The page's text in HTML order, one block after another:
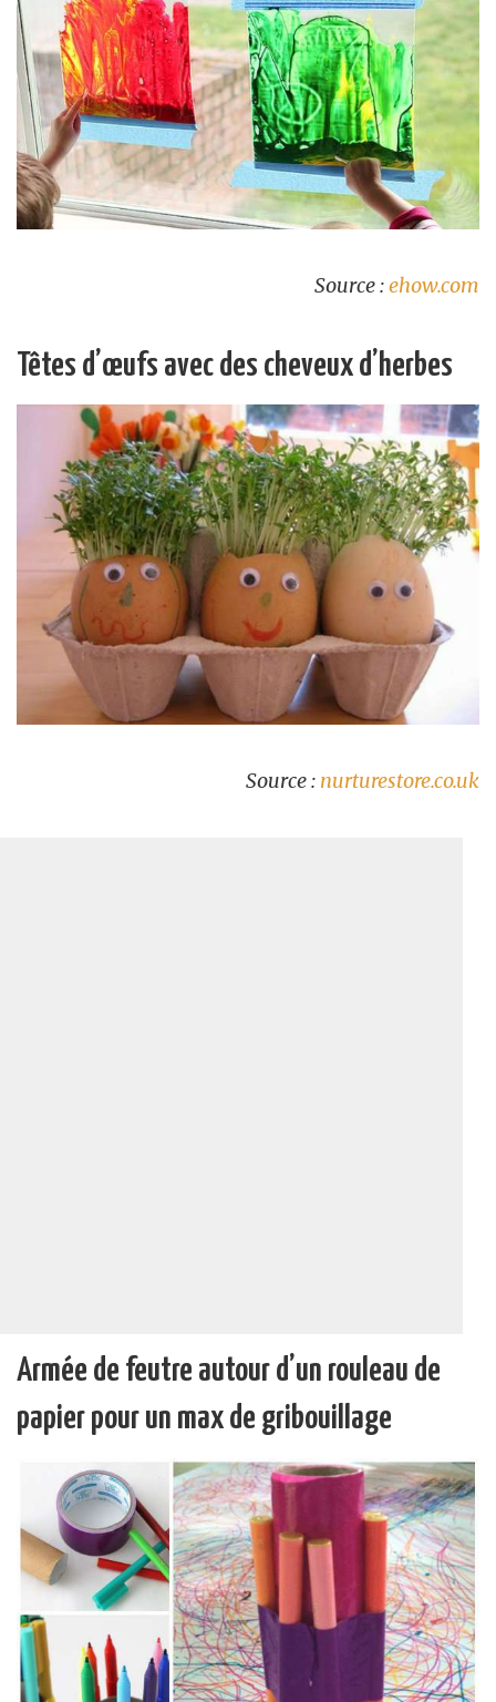
Source :ehow.com
Têtes d’œufs avec des cheveux d’herbes
Source : nurturestore.co.uk
Armée de feutre autour d’un rouleau de
papier pour un max de gribouillage